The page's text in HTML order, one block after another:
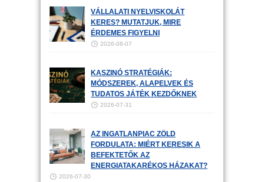
VÁLLALATI NYELVISKOLÁT
KERES? MUTATJUK, MIRE
ÉRDEMES FIGYELNI
2026-08-07
KASZINÓ STRATÉGIÁK:
MÓDSZEREK, ALAPELVEK ÉS
TUDATOS JÁTÉK KEZDŐKNEK
2026-07-31
AZ INGATLANPIAC ZÖLD
FORDULATA: MIÉRT KERESIK A
BEFEKTETŐK AZ
ENERGIATAKARÉKOS HÁZAKAT?
2026-07-30